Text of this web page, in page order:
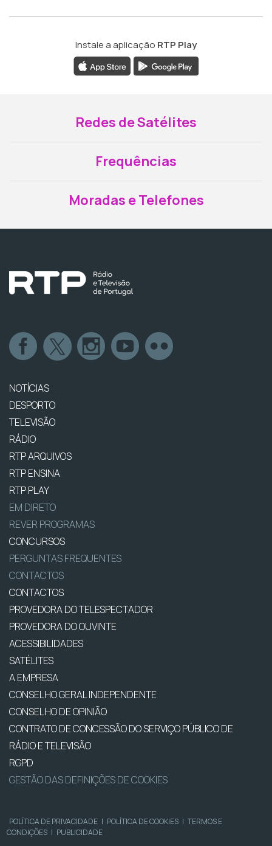
Instale a aplicação RTP Play
Redes de Satélites
Frequências
Moradas e Telefones
NOTÍCIAS
DESPORTO
TELEVISÃO
RÁDIO
RTP ARQUIVOS
RTP ENSINA
RTP PLAY
EM DIRETO
REVER PROGRAMAS
CONCURSOS
PERGUNTAS FREQUENTES
CONTACTOS
CONTACTOS
PROVEDORA DO TELESPECTADOR
PROVEDORA DO OUVINTE
ACESSIBILIDADES
SATÉLITES
A EMPRESA
CONSELHO GERAL INDEPENDENTE
CONSELHO DE OPINIÃO
CONTRATO DE CONCESSÃO DO SERVIÇO PÚBLICO DE
RÁDIO E TELEVISÃO
RGPD
GESTÃO DAS DEFINIÇÕES DE COOKIES
POLÍTICA DE PRIVACIDADE | POLÍTICA DE COOKIES | TERMOS E
CONDIÇÕES | PUBLICIDADE